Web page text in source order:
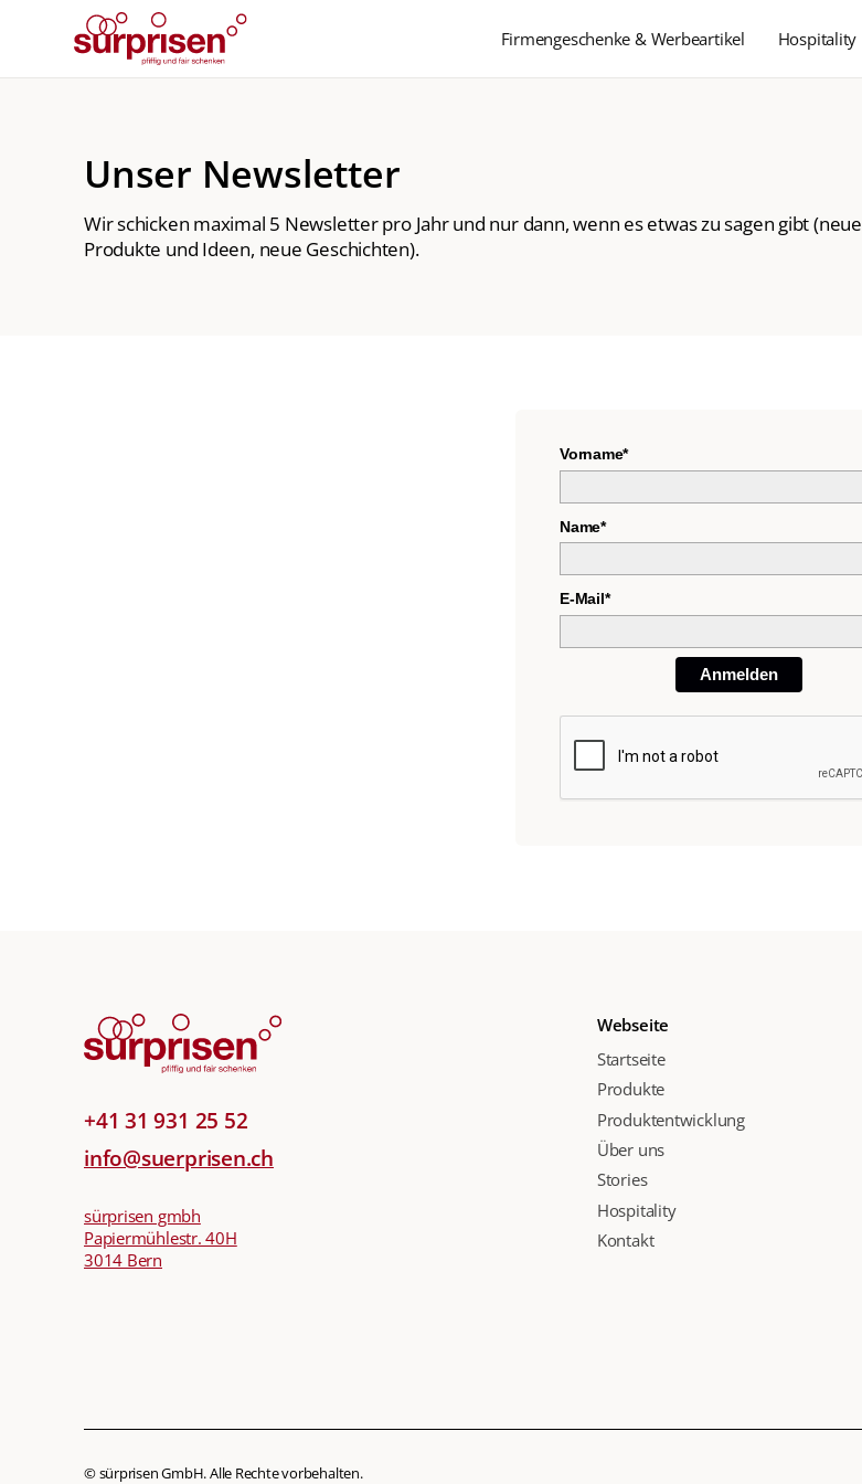
Firmengeschenke & Werbeartikel Hospitality
Unser Newsletter
Wir schicken maximal 5 Newsletter pro Jahr und nur dann, wenn es etwas zu sagen gibt (neue
Produkte und Ideen, neue Geschichten).
Vorname*
Name*
E-Mail*
Anmelden
+41 31 931 25 52
info@suerprisen.ch
sürprisen gmbh
Papiermühlestr. 40H
3014 Bern
Webseite
Startseite
Produkte
Produktentwicklung
Über uns
Stories
Hospitality
Kontakt
© sürprisen GmbH. Alle Rechte vorbehalten.